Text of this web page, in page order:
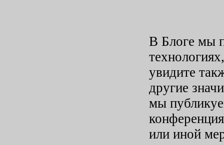
В Блоге мы
увидите
другие
мы
или иной